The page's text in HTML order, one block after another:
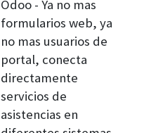
Odoo - Ya no mas
formularios web, ya
no mas usuarios de
portal, conecta
directamente
servicios de
asistencias en